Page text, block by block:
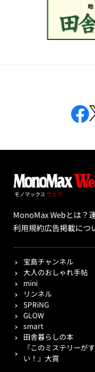
MonoMax Webとは？
利用規約広告掲載につ
宝島チャンネル
大人のおしゃれ手帖
mini
リンネル
SPRiNG
GLOW
smart
田舎暮らしの本
『このミステリーが
い！』大賞